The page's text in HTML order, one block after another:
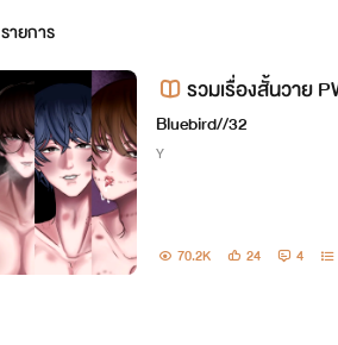
รายการ
รวมเรื่องสั้นวาย
Bluebird//32
Y
70.2K 24 4